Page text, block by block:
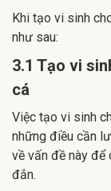
Khi tạo vi sinh
như sau:
3.1 Tạo vi
cá
Việc tạo vi sinh
những điều cần
về vấn đề này để
đắn.